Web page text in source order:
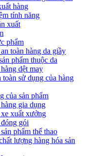
hàng
tính năng
xuất
phẩm
toàn hàng da giầy
phẩm thuộc da
dệt may
sử dụng của hàng
của sản phẩm
gia dụng
xuất xưởng
gói
phẩm thể thao
lượng hàng hóa sản